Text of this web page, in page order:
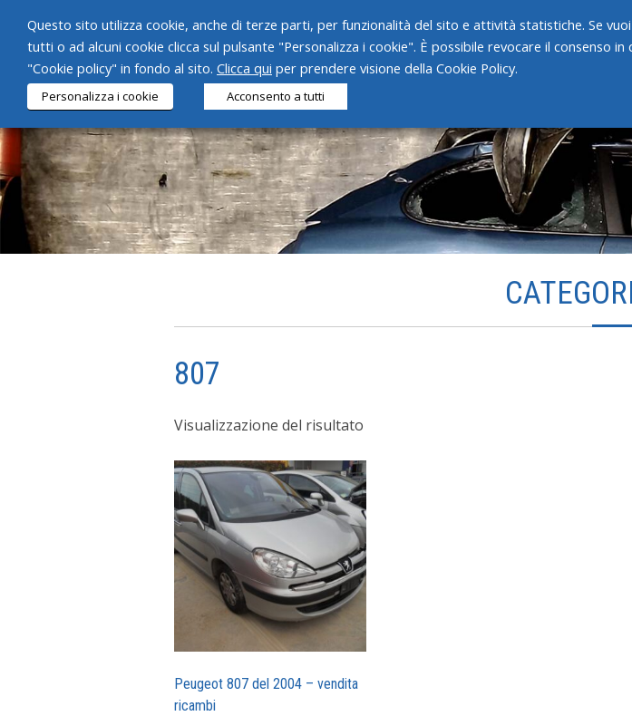
HOME
807
Visualizzazione del risultato
Peugeot 807 del 2004 – vendita
ricambi
Questo sito utilizza cookie, anche di terze parti, per funzionalità del sito e attività statistiche. Se
tutti o ad alcuni cookie clicca sul pulsante "Personalizza i cookie". È possibile revocare il consenso
"Cookie policy" in fondo al sito. Clicca qui per prendere visione della Cookie Policy.
Personalizza i cookie Acconsento a tutti